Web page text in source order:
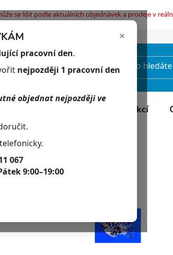
×
pracovní den.
nejpozději 1 pracovní den
objednat nejpozději ve
067
9:00–19:00
se lišit podle aktuálních objednávek a prodeje v
Podmínky ochrany osobních údajů
Kalendář akcí